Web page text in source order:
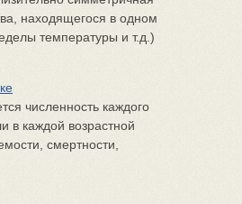
находящегося в одном
температуры и т.д.)
численность каждого
в каждой возрастной
смертности,